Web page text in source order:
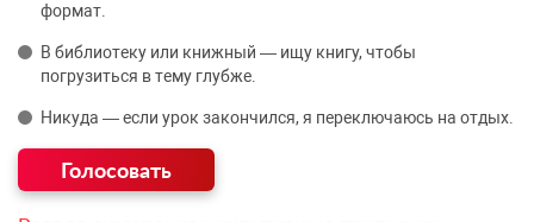
формат.
В библиотеку или книжный — ищу книгу, чтобы
погрузиться в тему глубже.
Никуда — если урок закончился, я переключаюсь на отдых.